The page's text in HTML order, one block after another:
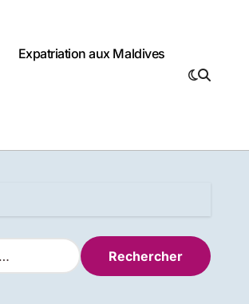
Expatriation aux Maldives